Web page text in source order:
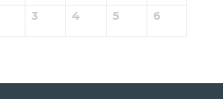
3 4 5 6